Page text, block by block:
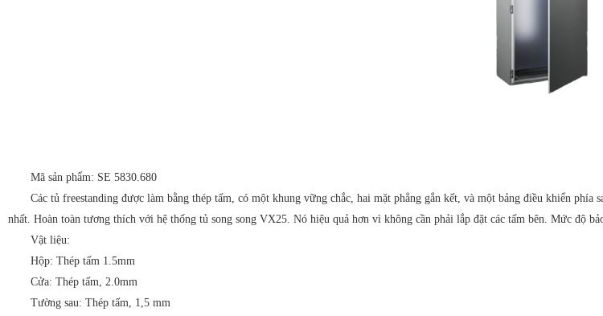
Mã sản phẩm: SE 5830.680
Các tủ freestanding được làm bằng thép tấm, có một khung vững chắc, hai mặt phẳng gắn kết, và một bảng điều khiển
nhất. Hoàn toàn tương thích với hệ thống tủ song song VX25. Nó hiệu quả hơn vì không cần phải lắp đặt các tấm bên. Mức độ
Vật liệu:
Hộp: Thép tấm 1.5mm
Cửa: Thép tấm, 2.0mm
Tường sau: Thép tấm, 1,5 mm